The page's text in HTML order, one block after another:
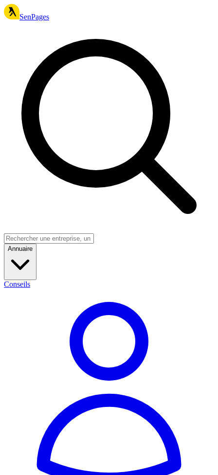
SenPages
Annuaire
Conseils